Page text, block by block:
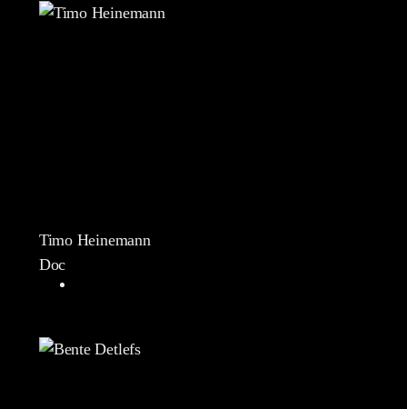
Timo Heinemann
Doc